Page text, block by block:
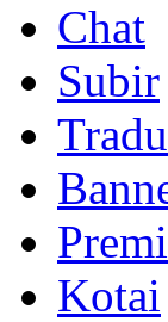
Chat
Subir
Kotai